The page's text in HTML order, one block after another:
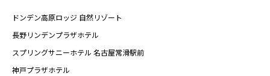
ドンデン高原ロッジ 自然リゾート
長野リンデンプラザホテル
スプリングサニーホテル 名古屋常滑駅前
神戸プラザホテル